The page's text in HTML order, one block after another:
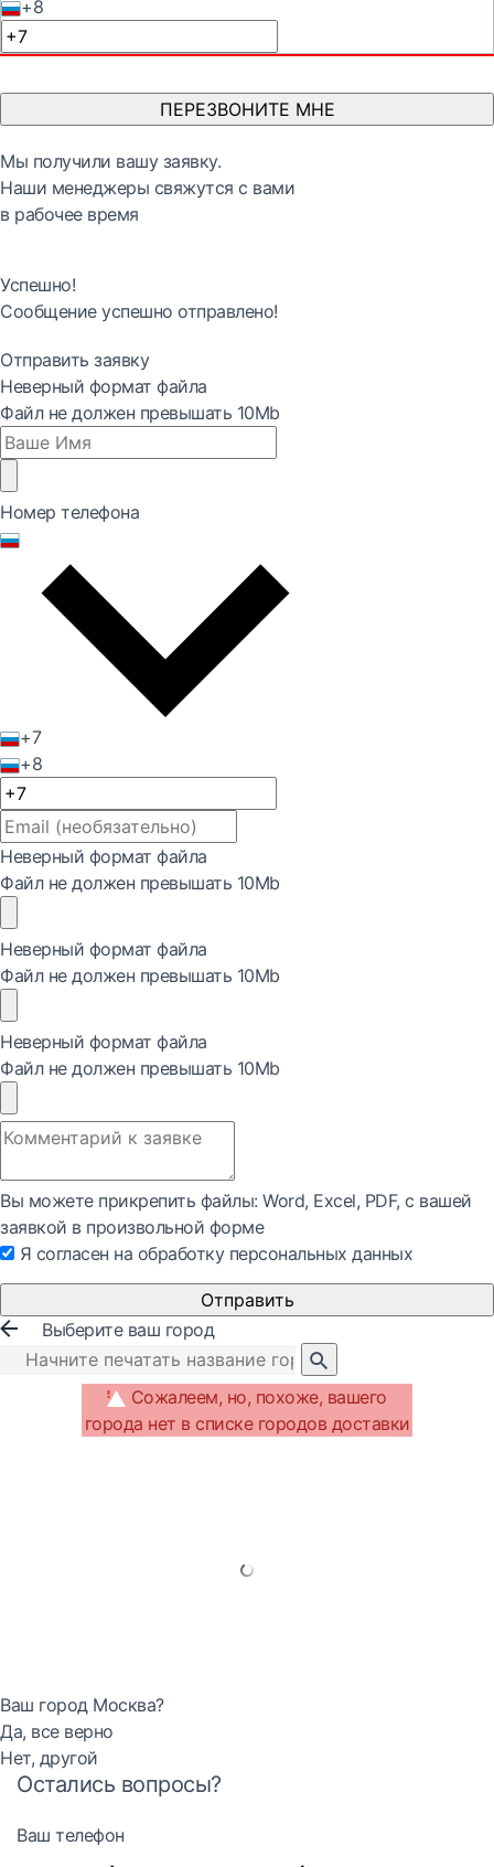
+8
ПЕРЕЗВОНИТЕ МНЕ
Мы получили вашу заявку.
Наши менеджеры свяжутся с вами
в рабочее время
Успешно!
Сообщение успешно отправлено!
Отправить заявку
Неверный формат файла
Файл не должен превышать 10Mb
Номер телефона
+7
+8
Неверный формат файла
Файл не должен превышать 10Mb
Неверный формат файла
Файл не должен превышать 10Mb
Неверный формат файла
Файл не должен превышать 10Mb
Вы можете прикрепить файлы: Word, Exсel, PDF, с вашей
заявкой в произвольной форме
Я согласен на обработку персональных данных
Отправить
Выберите ваш город
Сожалеем, но, похоже, вашего
города нет в списке городов доставки
Ваш город Москва?
Да, все верно
Нет, другой
Остались вопросы?
Ваш телефон